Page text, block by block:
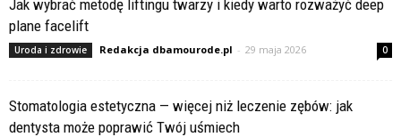
Jak wybrać metodę liftingu twarzy i kiedy warto rozważyć deep
plane facelift
Uroda i zdrowie Redakcja dbamourode.pl - 29 maja 2026 0
Stomatologia estetyczna — więcej niż leczenie zębów: jak
dentysta może poprawić Twój uśmiech